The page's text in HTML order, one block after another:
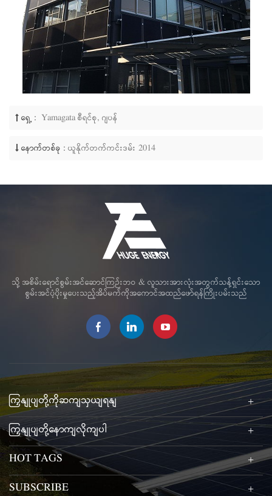
ရှေ့ : Yamagata စီရင်စု, ဂျပန်
နောက်တစ်ခု : ယူနိုက်တက်ကင်းဒမ်း 2014
သို့ အစိမ်းရောင်စွမ်းအင်ဆောင်ကြဉ်းဘဝ & လူသားအားလုံးအတွက်သန့်ရှင်းသော
စွမ်းအင်ပံ့ပိုးမှုပေးသည့်အိပ်မက်ကိုအကောင်အထည်ဖော်ရန်ကြိုးပမ်းသည်
ကြှနျုပျတို့ကိုဆကျသှယျရနျ
ကြှနျုပျတို့နောကျလိုကျပါ
HOT TAGS
SUBSCRIBE